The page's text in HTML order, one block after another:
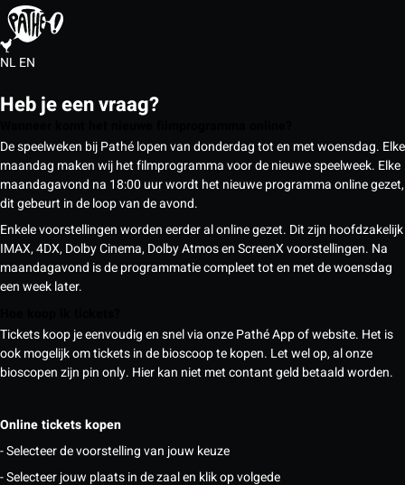
NLEN
Heb je een vraag?
De speelweken bij Pathé lopen van donderdag tot en met woensdag. Elke
maandag maken wij het filmprogramma voor de nieuwe speelweek. Elke
maandagavond na 18:00 uur wordt het nieuwe programma online gezet,
dit gebeurt in de loop van de avond.
Enkele voorstellingen worden eerder al online gezet. Dit zijn hoofdzakelijk
IMAX, 4DX, Dolby Cinema, Dolby Atmos en ScreenX voorstellingen. Na
maandagavond is de programmatie compleet tot en met de woensdag
een week later.
Tickets koop je eenvoudig en snel via onze Pathé App of website. Het is
ook mogelijk om tickets in de bioscoop te kopen. Let wel op, al onze
bioscopen zijn pin only. Hier kan niet met contant geld betaald worden.
Online tickets kopen
- Selecteer de voorstelling van jouw keuze
- Selecteer jouw plaats in de zaal en klik op volgede